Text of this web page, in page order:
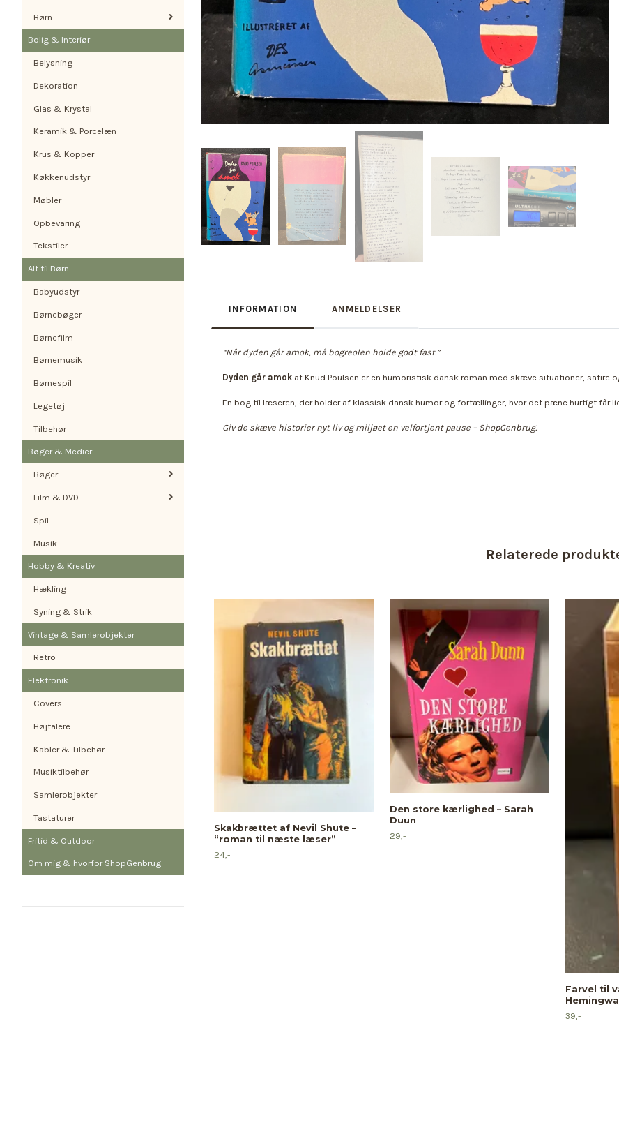
Børn
Bolig & Interiør
Belysning
Dekoration
Glas & Krystal
Keramik & Porcelæn
Krus & Kopper
Køkkenudstyr
Møbler
Opbevaring
Tekstiler
Alt til Børn
Babyudstyr
Børnebøger
Børnefilm
Børnemusik
Børnespil
Legetøj
Tilbehør
Bøger & Medier
Bøger
Film & DVD
Spil
Musik
Hobby & Kreativ
Hækling
Syning & Strik
Vintage & Samlerobjekter
Retro
Elektronik
Covers
Højtalere
Kabler & Tilbehør
Musiktilbehør
Samlerobjekter
Tastaturer
Fritid & Outdoor
Om mig & hvorfor ShopGenbrug
INFORMATION ANMELDELSER
“Når dyden går amok, må bogreolen holde godt fast.”
Dyden går amok af Knud Poulsen er en humoristisk dansk roman med skæve situationer, satire
En bog til læseren, der holder af klassisk dansk humor og fortællinger, hvor det pæne hurtigt får
Giv de skæve historier nyt liv og miljøet en velfortjent pause – ShopGenbrug.
Skakbrættet af Nevil Shute –
“roman til næste læser”
24,-
Den store kærlighed – Sarah
Duun
29,-
Farvel til
39,-